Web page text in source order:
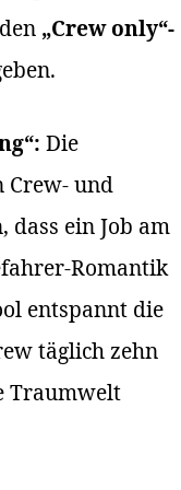
„Crew only“-
Die
Crew- und
dass ein Job am
Romantik
entspannt die
täglich zehn
Traumwelt